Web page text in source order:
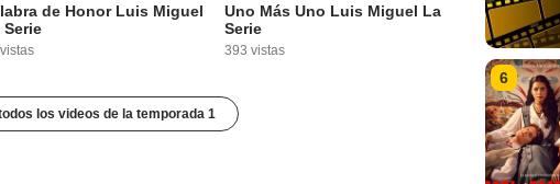
de Honor Luis Miguel
Serie
Uno Más Uno Luis Miguel La
Serie
393 vistas
los videos de la temporada 1
6